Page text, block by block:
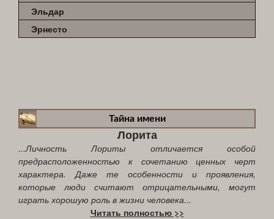
Эльдар
Эрнесто
Тайна имени
Лорита
...Личность Лориты отличается особой
предрасположенностью к сочетанию ценных черт
характера. Даже те особенности и проявления,
которые люди считают отрицательными, могут
играть хорошую роль в жизни человека...
Читать полностью >>